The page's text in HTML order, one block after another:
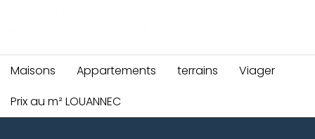
Maisons Appartements terrains
Viager
Prix au m² LOUANNEC